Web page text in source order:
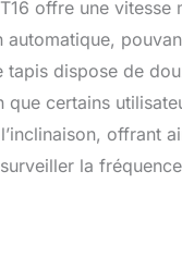
offre une
dispose de
certains
offrant
la